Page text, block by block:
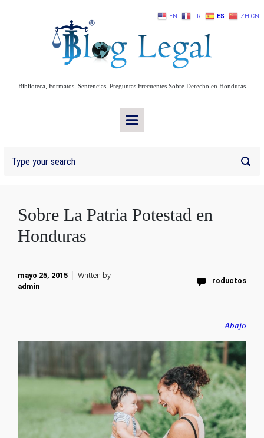
Biblioteca, Formatos, Sentencias, Preguntas Frecuentes Sobre Derecho en Honduras
Sobre La Patria Potestad en
Honduras
mayo 25, 2015
Written by
admin
roductos
Abajo
EN FR ES ZH-CN